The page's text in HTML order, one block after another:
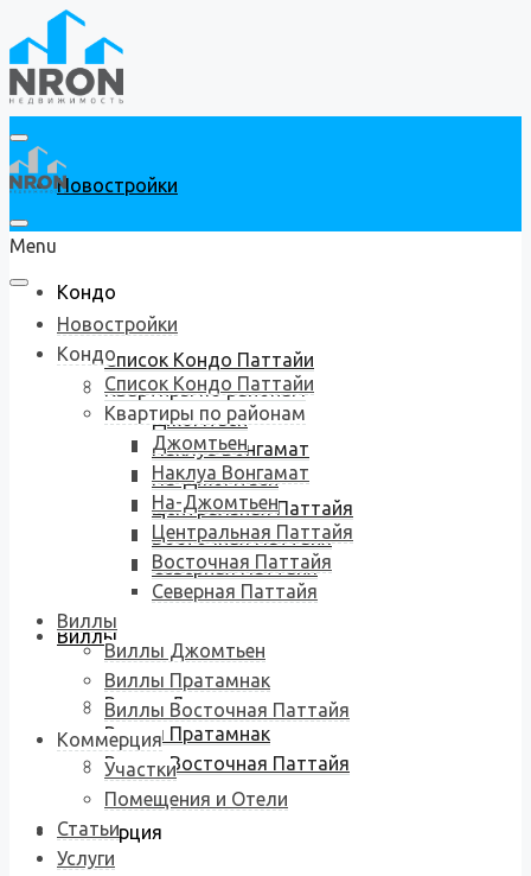
Новостройки
Кондо
Список Кондо Паттайи
Квартиры по районам
Джомтьен
Наклуа Вонгамат
На-Джомтьен
Центральная Паттайя
Восточная Паттайя
Северная Паттайя
Виллы
Виллы Джомтьен
Виллы Пратамнак
Виллы Восточная Паттайя
Коммерция
Menu
Новостройки
Кондо
Список Кондо Паттайи
Квартиры по районам
Джомтьен
Наклуа Вонгамат
На-Джомтьен
Центральная Паттайя
Восточная Паттайя
Северная Паттайя
Виллы
Виллы Джомтьен
Виллы Пратамнак
Виллы Восточная Паттайя
Коммерция
Участки
Помещения и Отели
Статьи
Услуги